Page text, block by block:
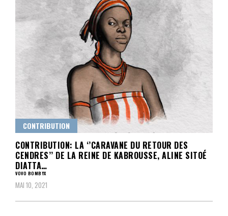
CONTRIBUTION
CONTRIBUTION: LA ‘’CARAVANE DU RETOUR DES
CENDRES’’ DE LA REINE DE KABROUSSE, ALINE SITOÉ
DIATTA…
VOVO BOMBYX
MAI 10, 2021